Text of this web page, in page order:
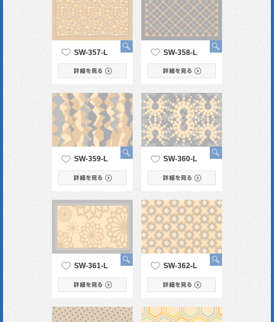
SW-357-L SW-358-L
SW-359-L SW-360-L
SW-361-L SW-362-L